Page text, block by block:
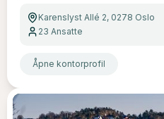
Karenslyst Allé 2, 0278 Oslo
23 Ansatte
Åpne kontorprofil